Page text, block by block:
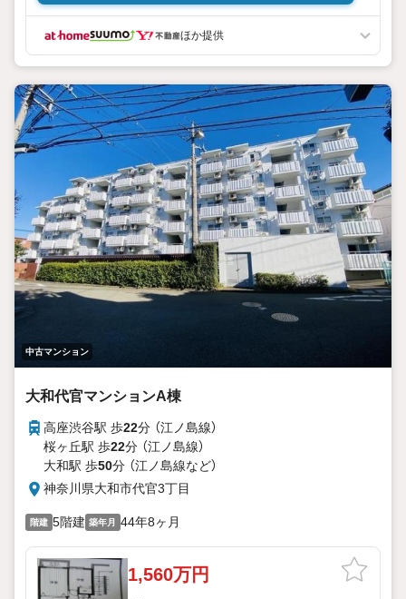
たします。
また、当社でしか取扱いできない物件も多数保有しており、
幅広いご提案が可能です。お住替え・ご売却についても高額
め、ご不安ごとはひとつずつご一緒に解決していきましょ
う！夢のマイホーム探しのお手伝いをいたします！
ほか提供
中古マンション
大和代官マンションA棟
高座渋谷駅 歩22分 （江ノ島線）
桜ヶ丘駅 歩22分 （江ノ島線）
大和駅 歩50分 （江ノ島線など）
神奈川県大和市代官3丁目
階建 5階建 築年月 44年8ヶ月
1,560万円